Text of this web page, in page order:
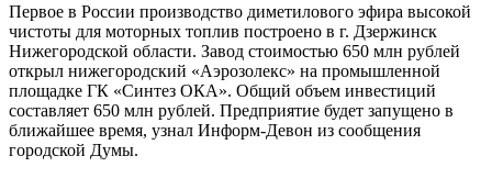
Первое в России производство диметилового эфира высокой
чистоты для моторных топлив построено в г. Дзержинск
Нижегородской области. Завод стоимостью 650 млн рублей
открыл нижегородский «Аэрозолекс» на промышленной
площадке ГК «Синтез ОКА». Общий объем инвестиций
составляет 650 млн рублей. Предприятие будет запущено в
ближайшее время, узнал Информ-Девон из сообщения
городской Думы.